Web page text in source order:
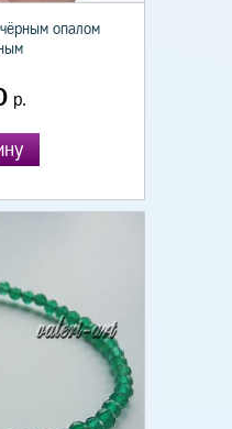
опалом
р.